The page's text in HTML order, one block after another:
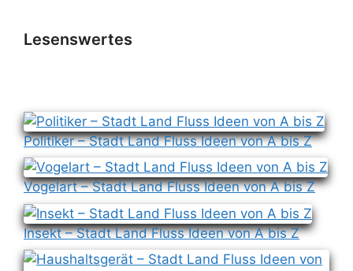
Lesenswertes
Politiker – Stadt Land Fluss Ideen von A bis Z
Vogelart – Stadt Land Fluss Ideen von A bis Z
Insekt – Stadt Land Fluss Ideen von A bis Z